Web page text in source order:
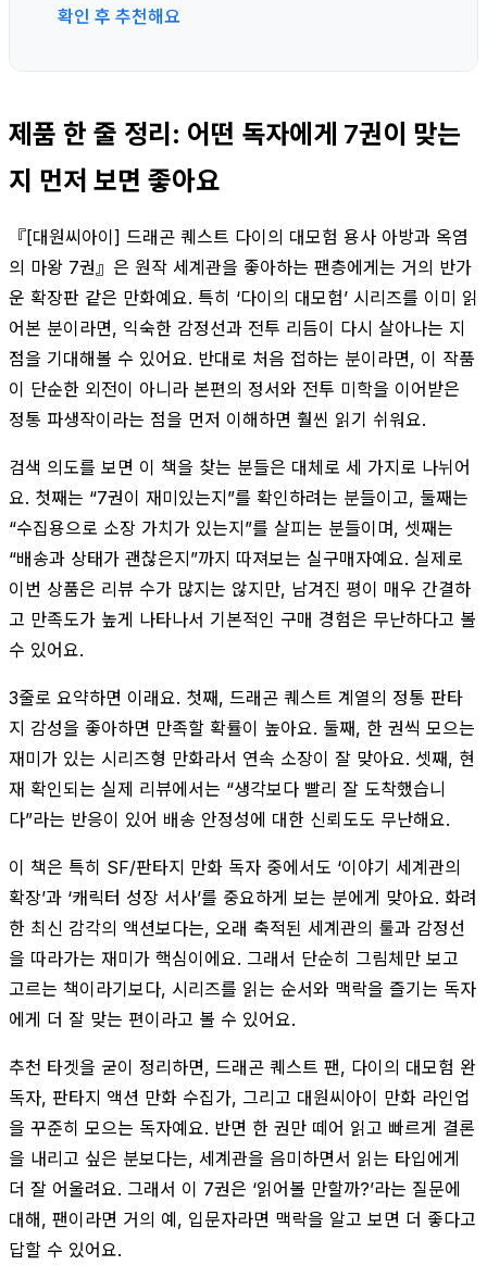
확인 후 추천해요
제품 한 줄 정리: 어떤 독자에게 7권이 맞는
지 먼저 보면 좋아요
『[대원씨아이] 드래곤 퀘스트 다이의 대모험 용사 아방과 옥염
의 마왕 7권』은 원작 세계관을 좋아하는 팬층에게는 거의 반가
운 확장판 같은 만화예요. 특히 ‘다이의 대모험’ 시리즈를 이미 읽
어본 분이라면, 익숙한 감정선과 전투 리듬이 다시 살아나는 지
점을 기대해볼 수 있어요. 반대로 처음 접하는 분이라면, 이 작품
이 단순한 외전이 아니라 본편의 정서와 전투 미학을 이어받은
정통 파생작이라는 점을 먼저 이해하면 훨씬 읽기 쉬워요.
검색 의도를 보면 이 책을 찾는 분들은 대체로 세 가지로 나뉘어
요. 첫째는 “7권이 재미있는지”를 확인하려는 분들이고, 둘째는
“수집용으로 소장 가치가 있는지”를 살피는 분들이며, 셋째는
“배송과 상태가 괜찮은지”까지 따져보는 실구매자예요. 실제로
이번 상품은 리뷰 수가 많지는 않지만, 남겨진 평이 매우 간결하
고 만족도가 높게 나타나서 기본적인 구매 경험은 무난하다고 볼
수 있어요.
3줄로 요약하면 이래요. 첫째, 드래곤 퀘스트 계열의 정통 판타
지 감성을 좋아하면 만족할 확률이 높아요. 둘째, 한 권씩 모으는
재미가 있는 시리즈형 만화라서 연속 소장이 잘 맞아요. 셋째, 현
재 확인되는 실제 리뷰에서는 “생각보다 빨리 잘 도착했습니
다”라는 반응이 있어 배송 안정성에 대한 신뢰도도 무난해요.
이 책은 특히 SF/판타지 만화 독자 중에서도 ‘이야기 세계관의
확장’과 ‘캐릭터 성장 서사’를 중요하게 보는 분에게 맞아요. 화려
한 최신 감각의 액션보다는, 오래 축적된 세계관의 룰과 감정선
을 따라가는 재미가 핵심이에요. 그래서 단순히 그림체만 보고
고르는 책이라기보다, 시리즈를 읽는 순서와 맥락을 즐기는 독자
에게 더 잘 맞는 편이라고 볼 수 있어요.
추천 타겟을 굳이 정리하면, 드래곤 퀘스트 팬, 다이의 대모험 완
독자, 판타지 액션 만화 수집가, 그리고 대원씨아이 만화 라인업
을 꾸준히 모으는 독자예요. 반면 한 권만 떼어 읽고 빠르게 결론
을 내리고 싶은 분보다는, 세계관을 음미하면서 읽는 타입에게
더 잘 어울려요. 그래서 이 7권은 ‘읽어볼 만할까?’라는 질문에
대해, 팬이라면 거의 예, 입문자라면 맥락을 알고 보면 더 좋다고
답할 수 있어요.